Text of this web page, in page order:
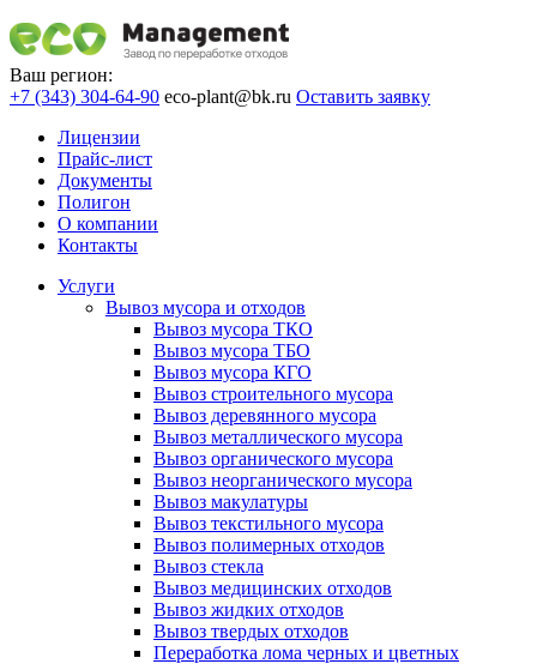
Ваш регион:
+7 (343) 304-64-90 eco-plant@bk.ru Оставить заявку
Лицензии
Прайс-лист
Документы
Полигон
О компании
Контакты
Услуги
Вывоз мусора и отходов
Вывоз мусора ТКО
Вывоз мусора ТБО
Вывоз мусора КГО
Вывоз строительного мусора
Вывоз деревянного мусора
Вывоз металлического мусора
Вывоз органического мусора
Вывоз неорганического мусора
Вывоз макулатуры
Вывоз текстильного мусора
Вывоз полимерных отходов
Вывоз стекла
Вывоз медицинских отходов
Вывоз жидких отходов
Вывоз твердых отходов
Переработка лома черных и цветных